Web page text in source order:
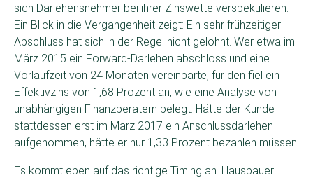
sich Darlehensnehmer bei ihrer Zinswette verspekulieren.
Ein Blick in die Vergangenheit zeigt: Ein sehr frühzeitiger
Abschluss hat sich in der Regel nicht gelohnt. Wer etwa im
März 2015 ein Forward-Darlehen abschloss und eine
Vorlaufzeit von 24 Monaten vereinbarte, für den fiel ein
Effektivzins von 1,68 Prozent an, wie eine Analyse von
unabhängigen Finanzberatern belegt. Hätte der Kunde
stattdessen erst im März 2017 ein Anschlussdarlehen
aufgenommen, hätte er nur 1,33 Prozent bezahlen müssen.
Es kommt eben auf das richtige Timing an. Hausbauer